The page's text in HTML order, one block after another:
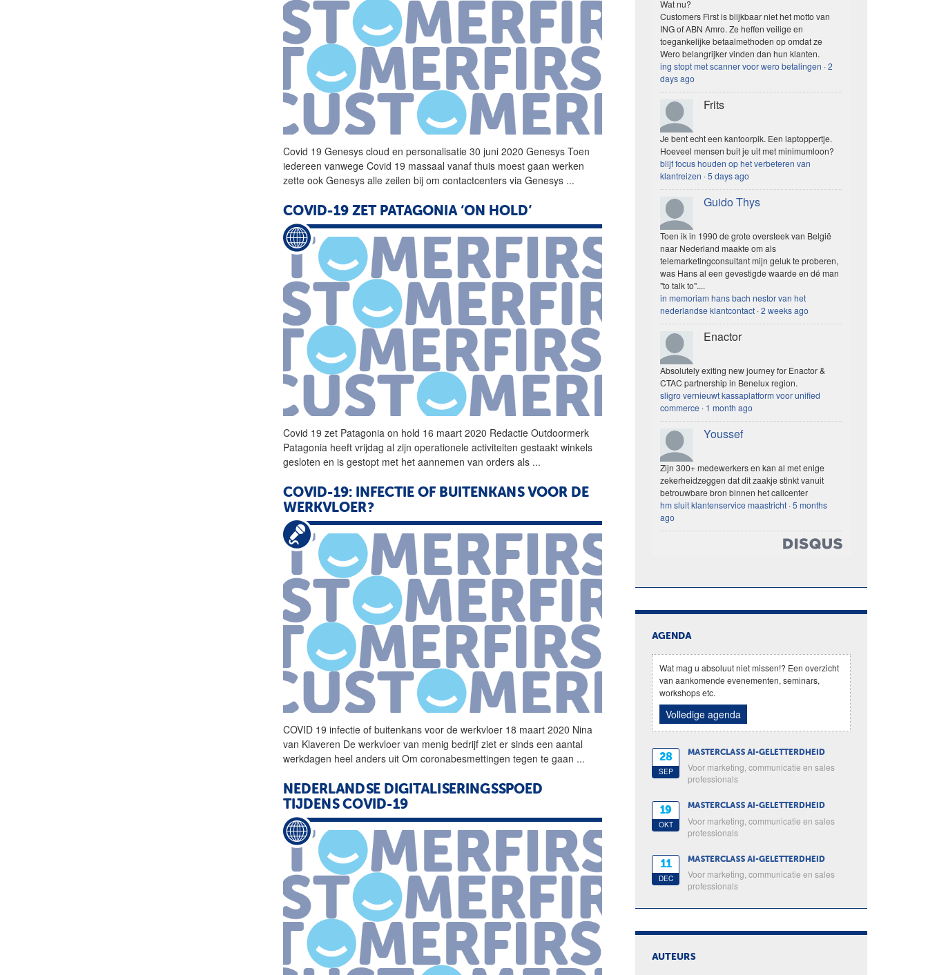
Covid 19 Genesys cloud en personalisatie 30 juni 2020 Genesys Toen
iedereen vanwegeCovid 19 massaal vanaf thuis moest gaan werken
zette ook Genesys alle zeilen bij om contactcenters via Genesys ...
COVID-19 ZET PATAGONIA ‘ON HOLD’
Covid 19 zet Patagonia on hold 16 maart 2020 Redactie Outdoormerk
Patagonia heeft vrijdag al zijn operationele activiteiten gestaakt winkels
gesloten en is gestopt met het aannemen van orders als ...
COVID-19: INFECTIE OF BUITENKANS VOOR DE
WERKVLOER?
COVID 19 infectie of buitenkans voor de werkvloer 18 maart 2020 Nina
van Klaveren De werkvloer van menig bedrijf ziet er sinds een aantal
werkdagen heel anders uit Om coronabesmettingen tegen te gaan ...
NEDERLANDSE DIGITALISERINGSSPOED
TIJDENS COVID-19
Wat nu?
Customers First is blijkbaar niet het motto van
ING of ABN Amro. Ze heffen veilige en
toegankelijke betaalmethoden op omdat ze
Wero belangrijker vinden dan hun klanten.
ing stopt met scanner voor wero betalingen ·2
days ago
Frits
Je bent echt een kantoorpik. Een laptoppertje.
Hoeveel mensen buit je uit met minimumloon?
blijf focus houden op het verbeteren van
klantreizen ·5 days ago
Guido Thys
Toen ik in 1990 de grote oversteek van België
naar Nederland maakte om als
telemarketingconsultant mijn geluk te proberen,
was Hans al een gevestigde waarde en dé man
"to talk to"....
in memoriam hans bach nestor van het
nederlandse klantcontact ·2 weeks ago
Enactor
Absolutely exiting new journey for Enactor &
CTAC partnership in Benelux region.
sligro vernieuwt kassaplatform voor unified
commerce · 1 month ago
Youssef
Zijn 300+ medewerkers en kan al met enige
zekerheidzeggen dat dit zaakje stinkt vanuit
betrouwbare bron binnen het callcenter
hm sluit klantenservice maastricht ·5 months
ago
AGENDA
Wat mag u absoluut niet missen!? Een overzicht
van aankomende evenementen, seminars,
workshops etc.
Volledige agenda
28
SEP
MASTERCLASS AI-GELETTERDHEID
Voor marketing, communicatie en sales
professionals
19
OKT
MASTERCLASS AI-GELETTERDHEID
Voor marketing, communicatie en sales
professionals
11
DEC
MASTERCLASS AI-GELETTERDHEID
Voor marketing, communicatie en sales
professionals
AUTEURS